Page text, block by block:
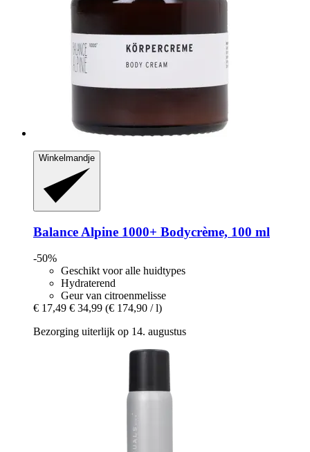
Winkelmandje
Balance Alpine 1000+ Bodycrème, 100 ml
-50%
Geschikt voor alle huidtypes
Hydraterend
Geur van citroenmelisse
€ 17,49 € 34,99 (€ 174,90 / l)
Bezorging uiterlijk op 14. augustus